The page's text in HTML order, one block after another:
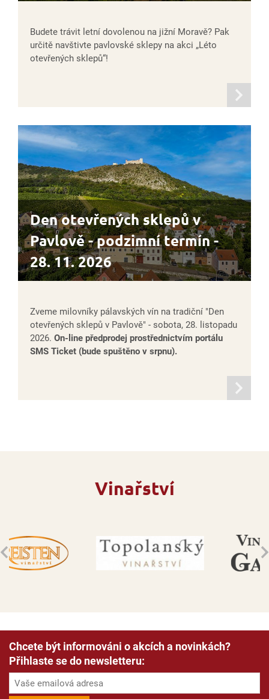
Budete trávit letní dovolenou na jižní Moravě? Pak
určitě navštivte pavlovské sklepy na akci „Léto
otevřených sklepů“!
Den otevřených sklepů v
Pavlově - podzimní termín -
28. 11. 2026
Zveme milovníky pálavských vín na tradiční "Den
otevřených sklepů v Pavlově" - sobota, 28. listopadu
2026. On-line předprodej prostřednictvím portálu
SMS Ticket (bude spuštěno v srpnu).
Vinařství
Chcete být informováni o akcích a novinkách?
Přihlaste se do newsletteru: